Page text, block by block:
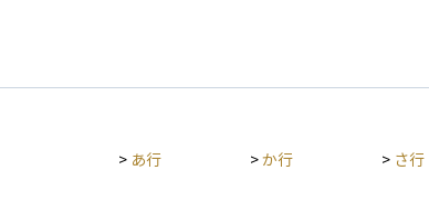
> あ行 >か行 > さ行